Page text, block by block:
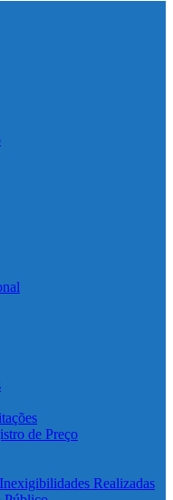
de Preço
Realizadas